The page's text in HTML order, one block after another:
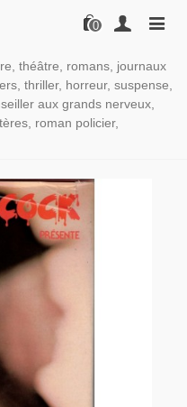
0
théâtre, romans, journaux
thriller, horreur, suspense,
aux grands nerveux,
roman policier,